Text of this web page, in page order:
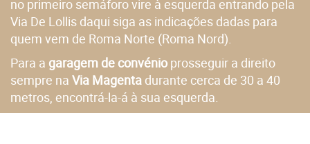
no primeiro semáforo vire à esquerda entrando pela
Via De Lollis daqui siga as indicações dadas para
quem vem de Roma Norte (Roma Nord).
Para a garagem de convénio prosseguir a direito
sempre na Via Magenta durante cerca de 30 a 40
metros, encontrá-la-á à sua esquerda.